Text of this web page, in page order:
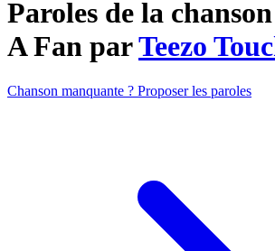
Paroles de la
A Fan parTeezo
Chanson manquante ? Proposer les paroles